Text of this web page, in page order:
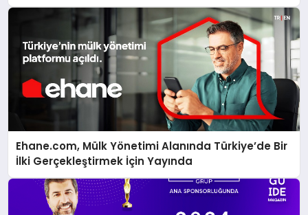
Ehane.com, Mülk Yönetimi Alanında Türkiye’de Bir
İlki Gerçekleştirmek İçin Yayında